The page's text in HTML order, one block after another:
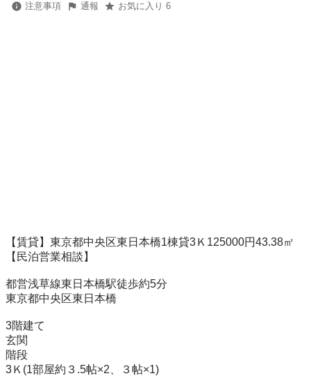
注意事項 通報 お気に入り 6
【賃貸】東京都中央区東日本橋1棟貸3Ｋ125000円43.38㎡
【民泊営業相談】
都営浅草線東日本橋駅徒歩約5分
東京都中央区東日本橋
3階建て
玄関
階段
3Ｋ(1部屋約３.5帖×2、３帖×1)